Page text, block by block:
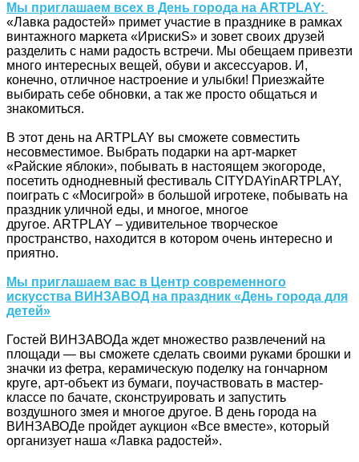
Мы приглашаем всех в День города на ARTPLAY:
«Лавка радостей» примет участие в празднике в рамках
винтажного маркета «ИрискиS» и зовет своих друзей
разделить с нами радость встречи. Мы обещаем привезти
много интересных вещей, обуви и аксессуаров. И,
конечно, отличное настроение и улыбки! Приезжайте
выбирать себе обновки, а так же просто общаться и
знакомиться.
В этот день на ARTPLAY вы сможете совместить
несовместимое. Выбрать подарки на арт-маркет
«Райские яблоки», побывать в настоящем экогороде,
посетить однодневный фестиваль CITYDAYinARTPLAY,
поиграть с «Мосигрой» в большой игротеке, побывать на
праздник уличной еды, и многое, многое
другое. ARTPLAY – удивительное творческое
пространство, находится в котором очень интересно и
приятно.
Мы приглашаем вас в Центр современного
искусства ВИНЗАВОД на праздник «День города для
детей»
Гостей ВИНЗАВОДа ждет множество развлечений на
площади — вы сможете сделать своими руками брошки и
значки из фетра, керамическую поделку на гончарном
круге, арт-объект из бумаги, поучаствовать в мастер-
классе по бачате, сконструировать и запустить
воздушного змея и многое другое. В день города на
ВИНЗАВОДе пройдет аукцион «Все вместе», который
организует наша «Лавка радостей».